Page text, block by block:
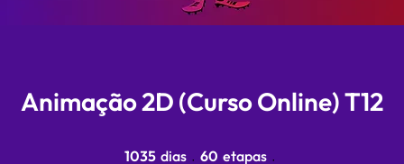
Animação 2D (Curso Online) T12
1035 dias 1035 dias
60 etapas